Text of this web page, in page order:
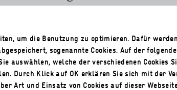
sichtbar zu machen, öffentliche
zu erregen und
bewegen.
um die Benutzung zu optimieren. Dafür
sogenannte Cookies. Auf der
auswählen, welche der verschiedenen Cookies
Durch Klick auf OK erklären Sie sich mit der
Art und Einsatz von Cookies auf dieser